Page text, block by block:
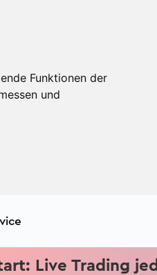
Funktionen der
und
Trading jeden